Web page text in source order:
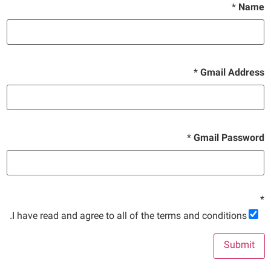
Name
*
Gmail Address
*
Gmail Password
*
*
I have read and agree to all of the terms and conditions.
Submit